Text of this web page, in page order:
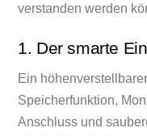
verstanden werden
1. Der smarte
Ein
Speicherfunktion,
Anschluss und